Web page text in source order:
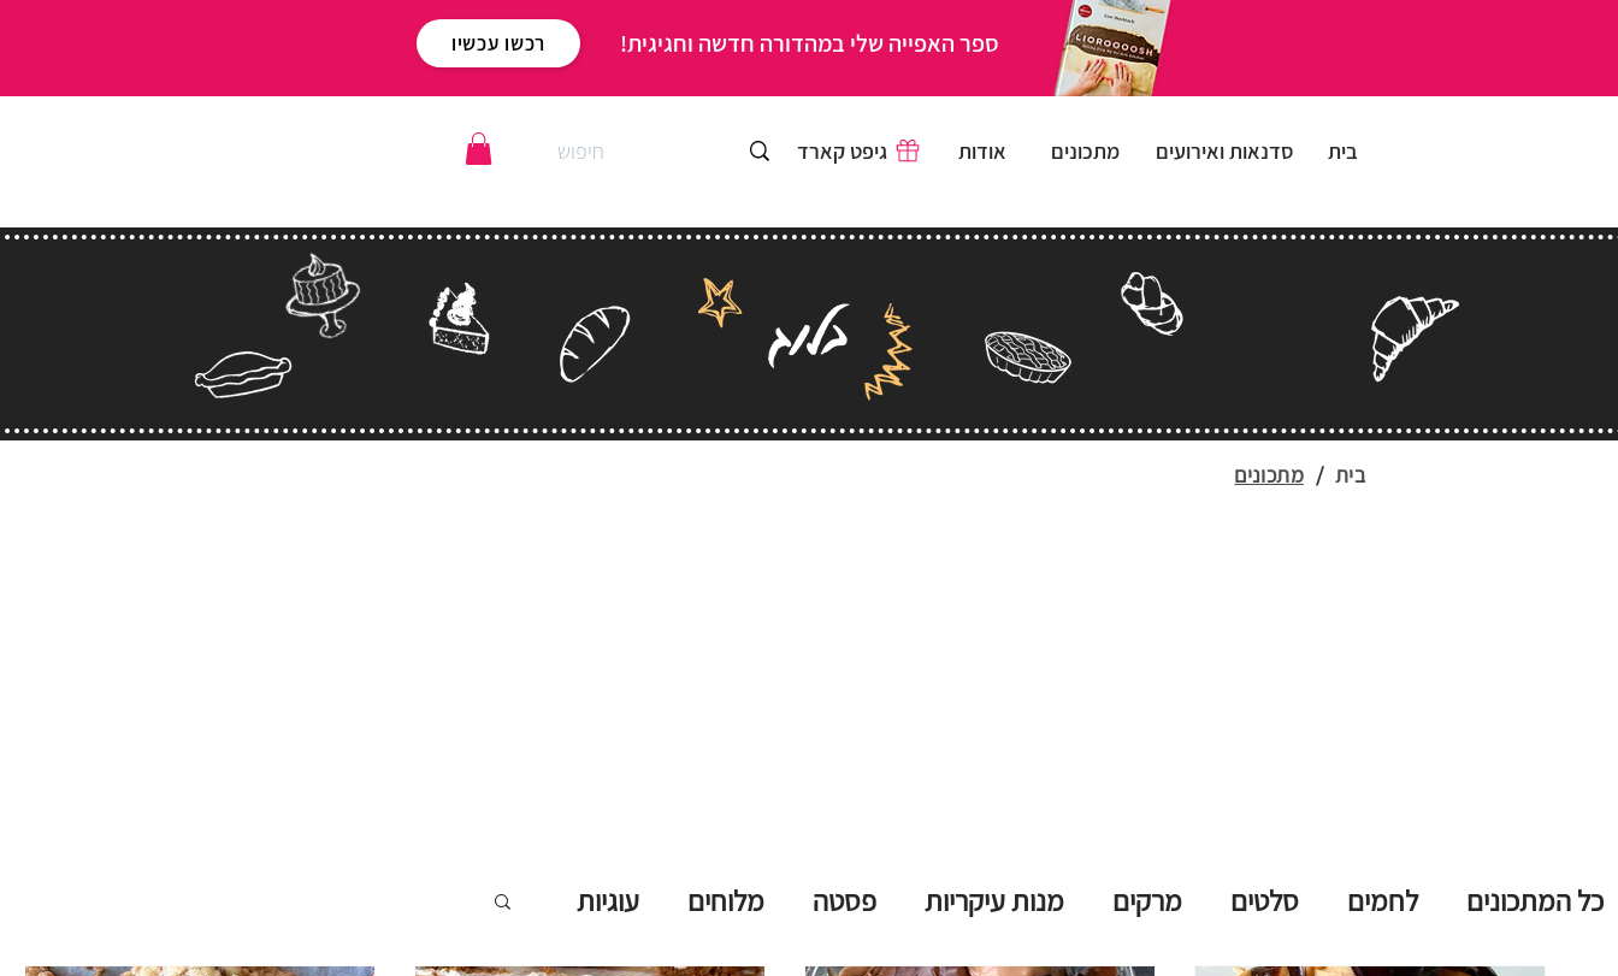
רכשו עכשיו ספר האפייה שלי במהדורה חדשה וחגיגית!
גיפט קארד אודות מתכונים סדנאות ואירועים בית
בלוג
בית / מתכונים
כל המתכונים לחמים סלטים מרקים מנות עיקריות פסטה מלוחים עוגיות